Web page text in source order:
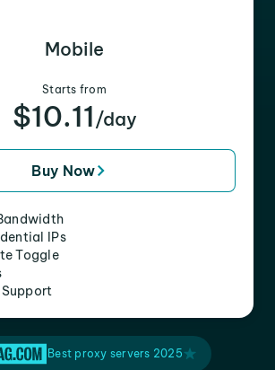
Mobile
Starts from
$10.11 /day
Buy Now
IPs
Toggle
Best proxy servers 2025